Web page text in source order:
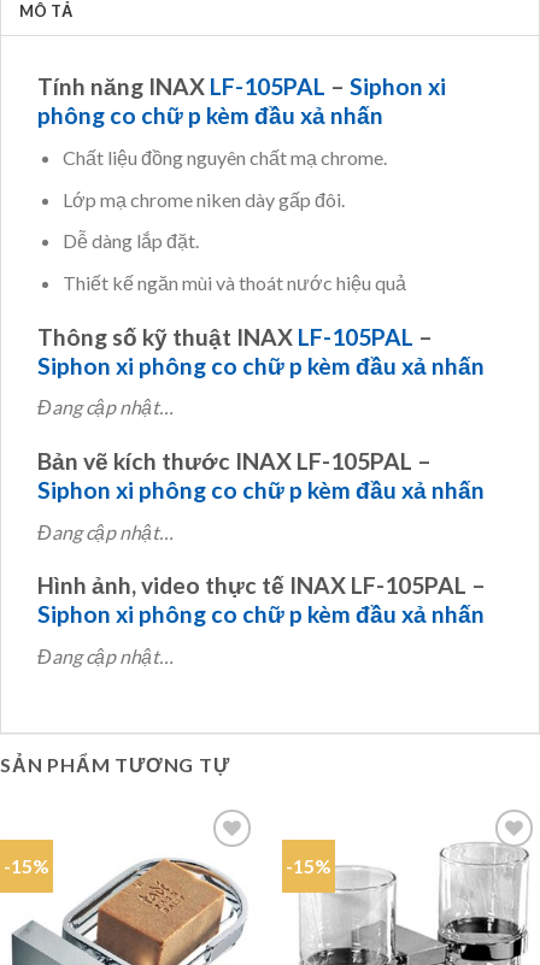
MÔ TẢ
Tính năng INAX LF-105PAL – Siphon xi
phông co chữ p kèm đầu xả nhấn
Chất liệu đồng nguyên chất mạ chrome.
Lớp mạ chrome niken dày gấp đôi.
Dễ dàng lắp đặt.
Thiết kế ngăn mùi và thoát nước hiệu quả
Thông số kỹ thuật INAX LF-105PAL –
Siphon xi phông co chữ p kèm đầu xả nhấn
Đang cập nhật…
Bản vẽ kích thước INAX LF-105PAL –
Siphon xi phông co chữ p kèm đầu xả nhấn
Đang cập nhật…
Hình ảnh, video thực tế INAX LF-105PAL –
Siphon xi phông co chữ p kèm đầu xả nhấn
Đang cập nhật…
SẢN PHẨM TƯƠNG TỰ
-15%
Add to
wishlist
-15%
Add to
wishlist